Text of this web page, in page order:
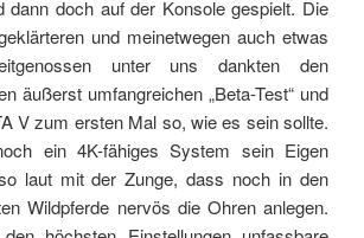
dann doch auf der Konsole gespielt. Die
und meinetwegen auch etwas
unter uns dankten den
äußerst umfangreichen „Beta-Test“ und
V zum ersten Mal so, wie es sein sollte.
ein 4K-fähiges System sein Eigen
laut mit der Zunge, dass noch in den
Wildpferde nervös die Ohren anlegen.